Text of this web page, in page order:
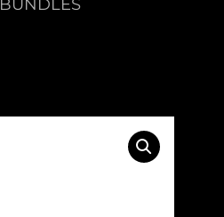
BUNDLES